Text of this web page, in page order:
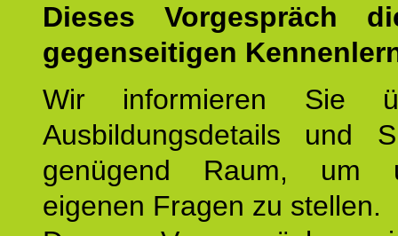
Dieses Vorgespräch
gegenseitigen
Wir informieren Sie
Ausbildungsdetails und
genügend Raum, um
eigenen Fragen zu stellen.